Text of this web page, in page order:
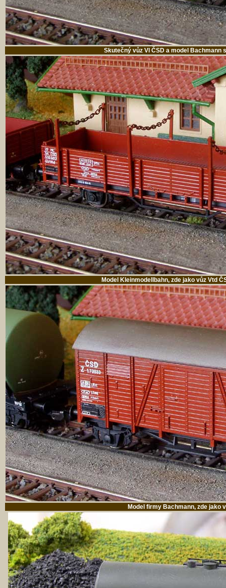
Skutečný vůz Vl ČSD a model Bachmann
Model Kleinmodellbahn, zde jako vůz Vtd
Model firmy Bachmann, zde jako